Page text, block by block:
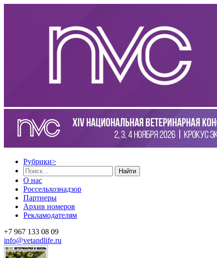
Рубрики>
Найти
О нас
Россельхознадзор
Партнеры
Архив номеров
Рекламодателям
+7 967 133 08 09
info@vetandlife.ru